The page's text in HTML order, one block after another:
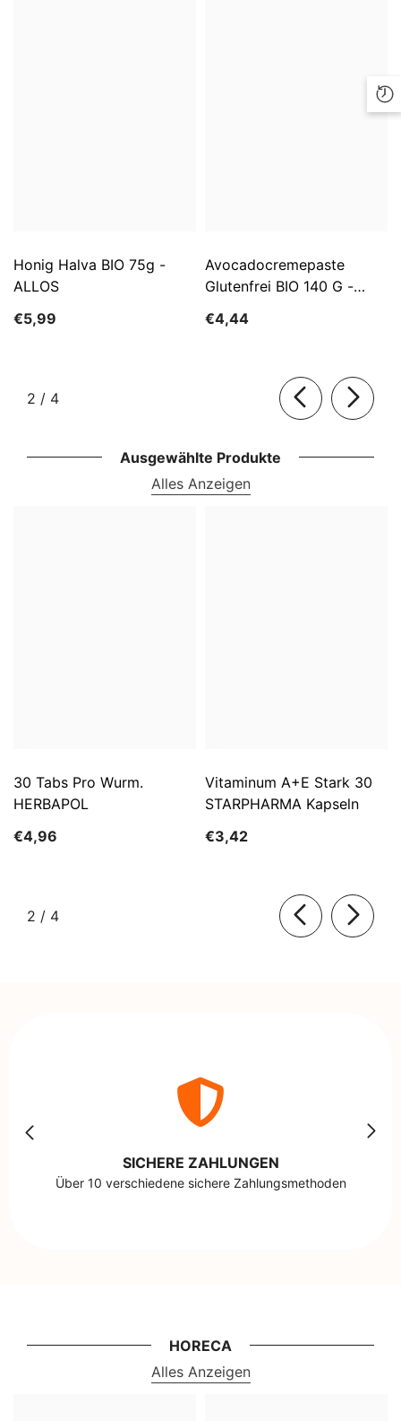
Honig Halva BIO 75g -
ALLOS
€5,99
Avocadocremepaste
Glutenfrei BIO 140 G -
€4,44
2 / von
4
Ausgewählte Produkte
Alles Anzeigen
30 Tabs Pro Wurm.
HERBAPOL
€4,96
Vitaminum A+E Stark 30
STARPHARMA Kapseln
€3,42
2 / von
4
SICHERE ZAHLUNGEN
Über 10 verschiedene sichere Zahlungsmethoden
HORECA
Alles Anzeigen